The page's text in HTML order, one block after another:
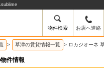
物件検索 お店へ連絡
> 草津の賃貸情報一覧 > ロカジオーネ
件情報